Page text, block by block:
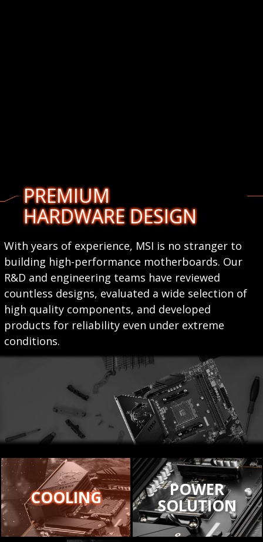
PREMIUM
HARDWARE DESIGN
With years of experience, MSI is no stranger to
building high-performance motherboards. Our
R&D and engineering teams have reviewed
countless designs, evaluated a wide selection of
high quality components, and developed
products for reliability even under extreme
conditions.
COOLING POWER
SOLUTION